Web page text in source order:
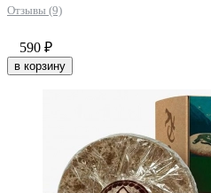
Отзывы (9)
590 ₽
в корзину